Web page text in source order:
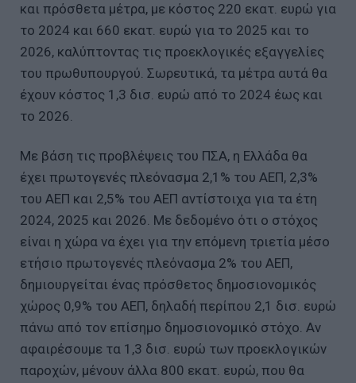
και πρόσθετα μέτρα, με κόστος 220 εκατ. ευρώ για
το 2024 και 660 εκατ. ευρώ για το 2025 και το
2026, καλύπτοντας τις προεκλογικές εξαγγελίες
του πρωθυπουργού. Σωρευτικά, τα μέτρα αυτά θα
έχουν κόστος 1,3 δισ. ευρώ από το 2024 έως και
το 2026.
Με βάση τις προβλέψεις του ΠΣΑ, η Ελλάδα θα
έχει πρωτογενές πλεόνασμα 2,1% του ΑΕΠ, 2,3%
του ΑΕΠ και 2,5% του ΑΕΠ αντίστοιχα για τα έτη
2024, 2025 και 2026. Με δεδομένο ότι ο στόχος
είναι η χώρα να έχει για την επόμενη τριετία μέσο
ετήσιο πρωτογενές πλεόνασμα 2% του ΑΕΠ,
δημιουργείται ένας πρόσθετος δημοσιονομικός
χώρος 0,9% του ΑΕΠ, δηλαδή περίπου 2,1 δισ. ευρώ
πάνω από τον επίσημο δημοσιονομικό στόχο. Αν
αφαιρέσουμε τα 1,3 δισ. ευρώ των προεκλογικών
παροχών, μένουν άλλα 800 εκατ. ευρώ, που θα